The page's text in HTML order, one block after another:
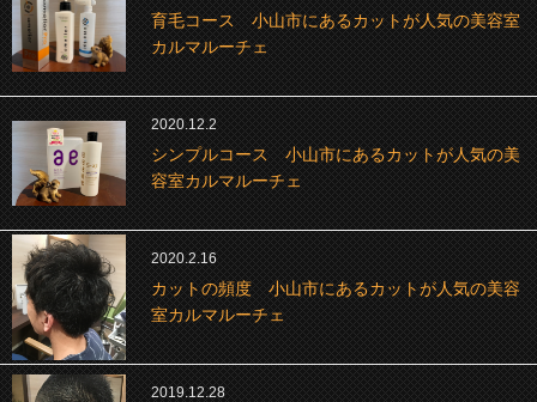
育毛コース 小山市にあるカットが人気の美容室
カルマルーチェ
2020.12.2
シンプルコース 小山市にあるカットが人気の美
容室カルマルーチェ
2020.2.16
カットの頻度 小山市にあるカットが人気の美容
室カルマルーチェ
2019.12.28